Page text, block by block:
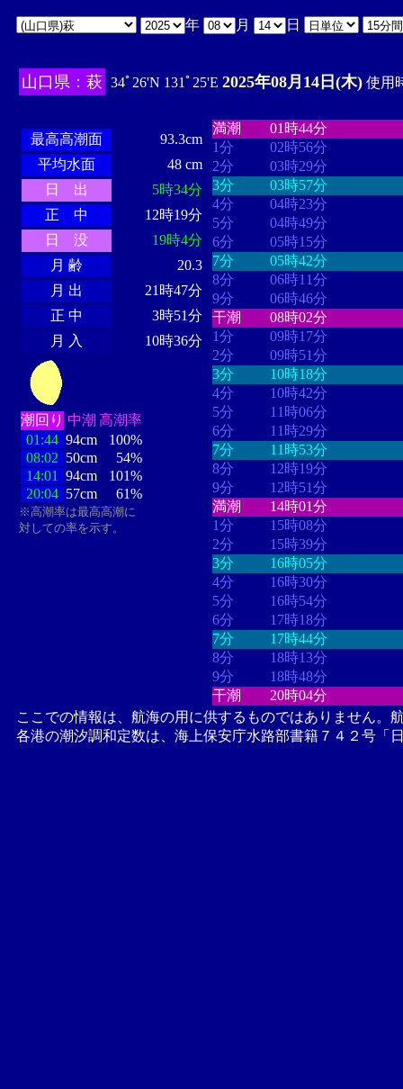
年 月 日
山口県：萩 34ﾟ26'N 131ﾟ25'E 2025年08月14日(木) 使用
最高高潮面
93.3cm
平均水面
48 cm
日 出
5時34分
正 中
12時19分
日 没
19時4分
月 齢
20.3
月 出
21時47分
正 中
3時51分
月 入
10時36分
潮回り 中潮 高潮率
01:44 94cm
100%
08:02 50cm
54%
14:01
94cm
101%
20:04 57cm 61%
※高潮率は最高高潮に
対しての率を示す。
満潮
01時44分
1分
02時56分
2分
03時29分
3分
03時57分
4分
04時23分
5分
04時49分
6分
05時15分
7分
05時42分
8分
06時11分
9分
06時46分
干潮
08時02分
1分
09時17分
2分
09時51分
3分
10時18分
4分
10時42分
5分
11時06分
6分
11時29分
7分
11時53分
8分
12時19分
9分
12時51分
満潮
14時01分
1分
15時08分
2分
15時39分
3分
16時05分
4分
16時30分
5分
16時54分
6分
17時18分
7分
17時44分
8分
18時13分
9分
18時48分
干潮
20時04分
ここでの情報は、航海の用に供するものではありません。
各港の潮汐調和定数は、海上保安庁水路部書籍７４２号「